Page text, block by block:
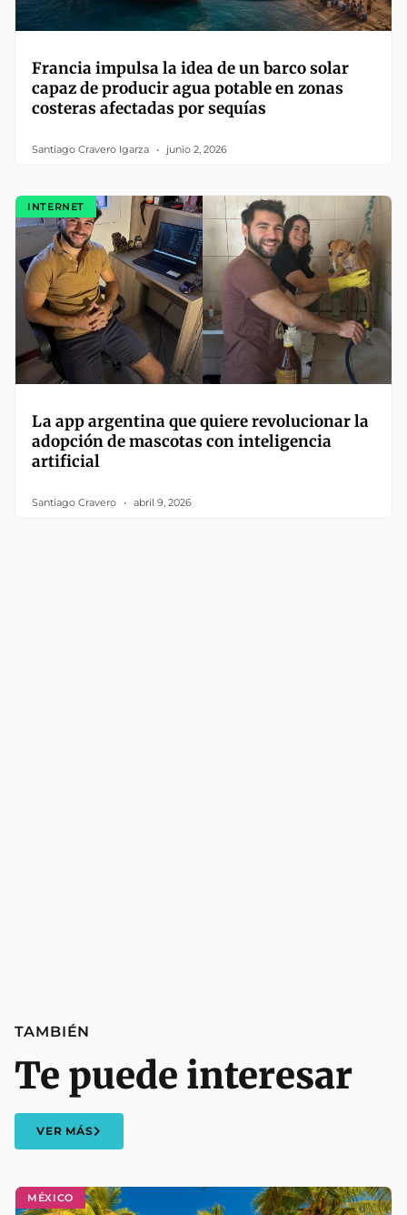
Francia impulsa la idea de un barco solar
capaz de producir agua potable en zonas
costeras afectadas por sequías
Santiago Cravero Igarza junio 2, 2026
INTERNET
La app argentina que quiere revolucionar la
adopción de mascotas con inteligencia
artificial
Santiago Cravero abril 9, 2026
MÉXICO
TAMBIÉN
Te puede interesar
VER MÁS